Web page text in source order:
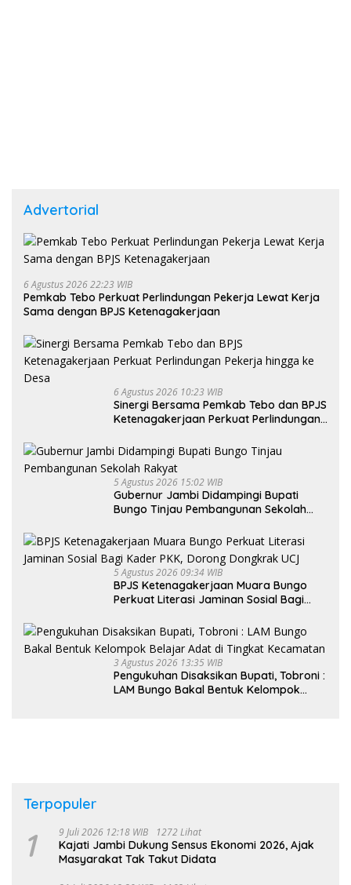
Advertorial
6 Agustus 2026 22:23 WIB
Pemkab Tebo Perkuat Perlindungan Pekerja Lewat Kerja
Sama dengan BPJS Ketenagakerjaan
6 Agustus 2026 10:23 WIB
Sinergi Bersama Pemkab Tebo dan BPJS
Ketenagakerjaan Perkuat Perlindungan
5 Agustus 2026 15:02 WIB
Gubernur Jambi Didampingi Bupati
Bungo Tinjau Pembangunan Sekolah
5 Agustus 2026 09:34 WIB
BPJS Ketenagakerjaan Muara Bungo
Perkuat Literasi Jaminan Sosial Bagi
3 Agustus 2026 13:35 WIB
Pengukuhan Disaksikan Bupati, Tobroni :
LAM Bungo Bakal Bentuk Kelompok
Terpopuler
1 9 Juli 2026 12:18 WIB 1272 Lihat
Kajati Jambi Dukung Sensus Ekonomi 2026, Ajak
Masyarakat Tak Takut Didata